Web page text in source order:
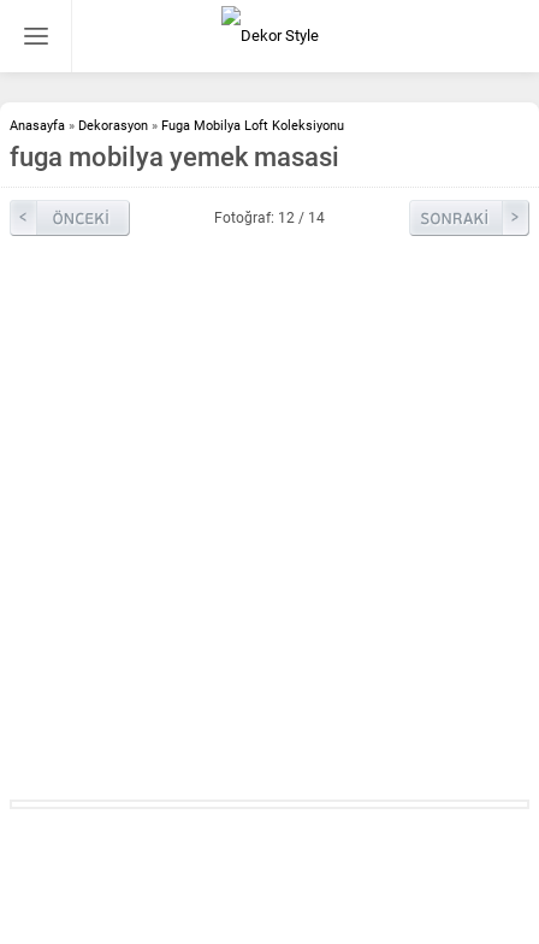
Anasayfa » Dekorasyon » Fuga Mobilya Loft Koleksiyonu
fuga mobilya yemek masasi
Fotoğraf: 12 / 14